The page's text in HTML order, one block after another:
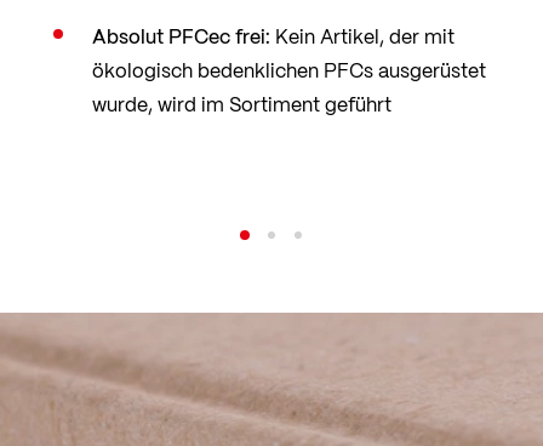
Absolut PFCec frei: Kein Artikel, der mit
ökologisch bedenklichen PFCs ausgerüstet
wurde, wird im Sortiment geführt
Regionaler Wirtschaftspartner